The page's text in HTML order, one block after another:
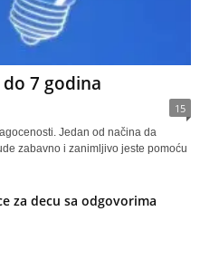
7 godina
15
Jedan od načina da
zabavno i zanimljivo jeste pomoću
za decu sa odgovorima